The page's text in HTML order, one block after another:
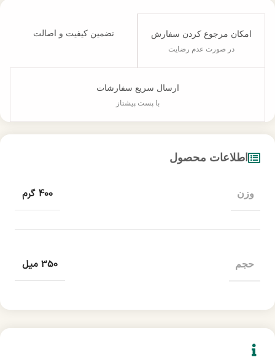
امکان مرجوع کردن سفارش
در صورت عدم رضایت
تضمین کیفیت و اصالت
ارسال سریع سفارشات
با پست پیشتاز
اطلاعات محصول
وزن 400 گرم
حجم 350 میل